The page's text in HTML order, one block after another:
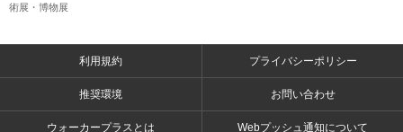
術展・博物展
利用規約 プライバシーポリシー
推奨環境 お問い合わせ
ウォーカープラスとは Webプッシュ通知について